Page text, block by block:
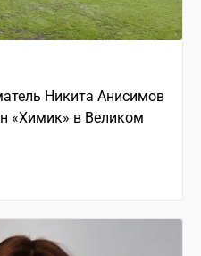
Никита Анисимов
«Химик» в Великом